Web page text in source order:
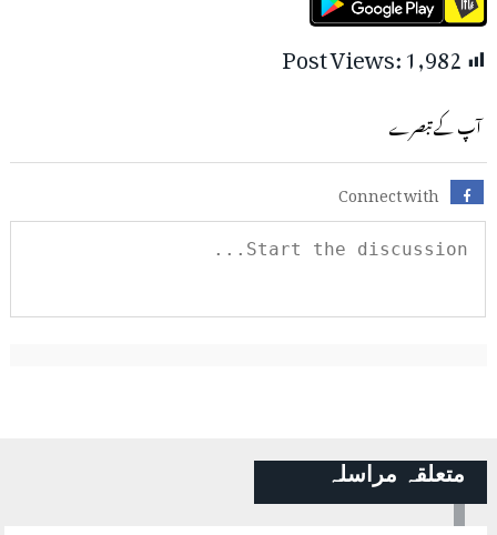
Post Views:1,982
آپ کے تبصرے
Connect with
متعلقہ مراسلہ